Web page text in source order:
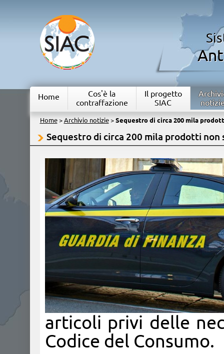
Home
Cos'è la
contraffazione
Il progetto
SIAC
Home> Archivio notizie> Sequestro di circa 200 mila
Sequestro di circa 200 mila prodotti non
articoli privi delle
Codice del Consumo.